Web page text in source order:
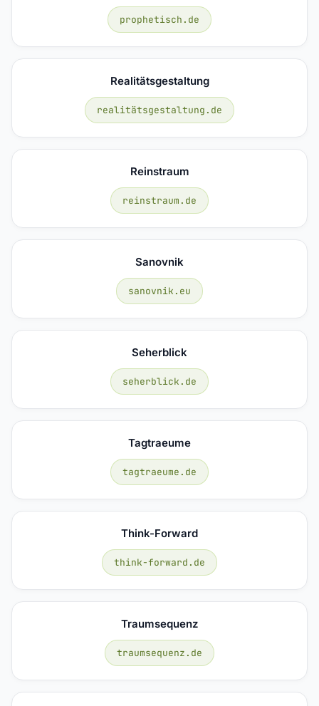
prophetisch.de
Realitätsgestaltung
realitätsgestaltung.de
Reinstraum
reinstraum.de
Sanovnik
sanovnik.eu
Seherblick
seherblick.de
Tagtraeume
tagtraeume.de
Think-Forward
think-forward.de
Traumsequenz
traumsequenz.de